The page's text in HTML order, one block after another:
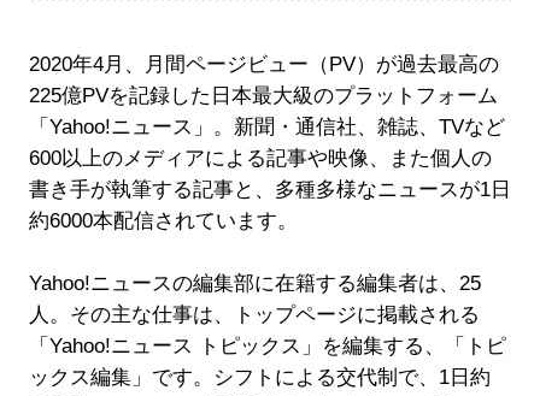
2020年4月、月間ページビュー（PV）が過去最高の
225億PVを記録した日本最大級のプラットフォーム
「Yahoo!ニュース」。新聞・通信社、雑誌、TVなど
600以上のメディアによる記事や映像、また個人の
書き手が執筆する記事と、多種多様なニュースが1日
約6000本配信されています。
Yahoo!ニュースの編集部に在籍する編集者は、25
人。その主な仕事は、トップページに掲載される
「Yahoo!ニュース トピックス」を編集する、「トピ
ックス編集」です。シフトによる交代制で、1日約